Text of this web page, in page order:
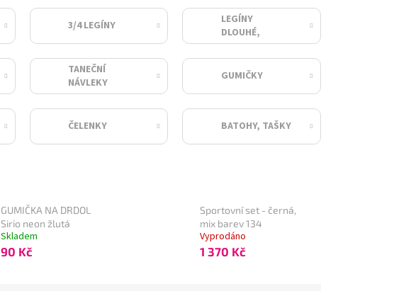
3/4 LEGÍNY
LEGÍNY
DLOUHÉ,
TEPLÁKY
TANEČNÍ
NÁVLEKY
GUMIČKY
ČELENKY BATOHY, TAŠKY
GUMIČKA NA DRDOL
Sirio neon žlutá
Skladem
90 Kč
Sportovní set - černá,
mix barev 134
Vyprodáno
1 370 Kč